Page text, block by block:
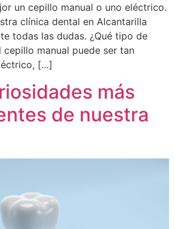
un cepillo manual o uno eléctrico.
clínica dental en Alcantarilla
todas las dudas. ¿Qué tipo de
cepillo manual puede ser tan
[…]
más
de nuestra